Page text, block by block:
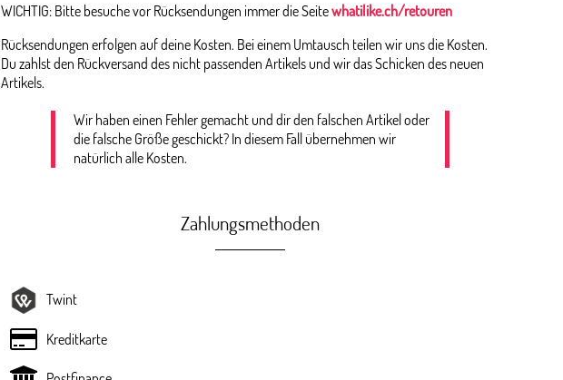
WICHTIG: Bitte besuche vor Rücksendungen immer die Seitewhatilike.ch/retouren
Rücksendungen erfolgen auf deine Kosten. Bei einem Umtausch teilen wir uns die Kosten.
Du zahlst den Rückversand des nicht passenden Artikels und wir das Schicken des neuen
Artikels.
Wir haben einen Fehler gemacht und dir den falschen Artikel oder
die falsche Größe geschickt? In diesem Fall übernehmen wir
natürlich alle Kosten.
Zahlungsmethoden
Twint
Kreditkarte